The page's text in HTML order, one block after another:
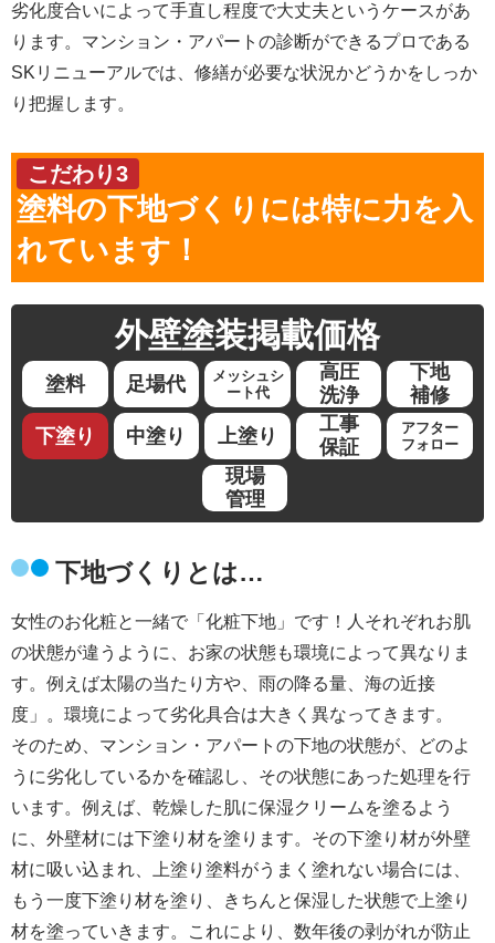
劣化度合いによって手直し程度で大丈夫というケースがあ
ります。マンション・アパートの診断ができるプロである
SKリニューアルでは、修繕が必要な状況かどうかをしっか
り把握します。
こだわり3
塗料の下地づくりには特に力を入
れています！
外壁塗装掲載価格
塗料 足場代
メッシュシ
ート代
高圧
洗浄
下地
補修
下塗り
中塗り 上塗り
工事
保証
アフター
フォロー
現場
管理
下地づくりとは…
女性のお化粧と一緒で「化粧下地」です！人それぞれお肌
の状態が違うように、お家の状態も環境によって異なりま
す。例えば太陽の当たり方や、雨の降る量、海の近接
度」。環境によって劣化具合は大きく異なってきます。
そのため、マンション・アパートの下地の状態が、どのよ
うに劣化しているかを確認し、その状態にあった処理を行
います。例えば、乾燥した肌に保湿クリームを塗るよう
に、外壁材には下塗り材を塗ります。その下塗り材が外壁
材に吸い込まれ、上塗り塗料がうまく塗れない場合には、
もう一度下塗り材を塗り、きちんと保湿した状態で上塗り
材を塗っていきます。これにより、数年後の剥がれが防止